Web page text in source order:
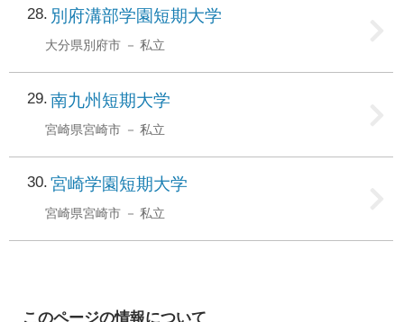
28 別府溝部学園短期大学
大分県別府市 私立
29 南九州短期大学
宮崎県宮崎市 私立
30 宮崎学園短期大学
宮崎県宮崎市 私立
このページの情報について